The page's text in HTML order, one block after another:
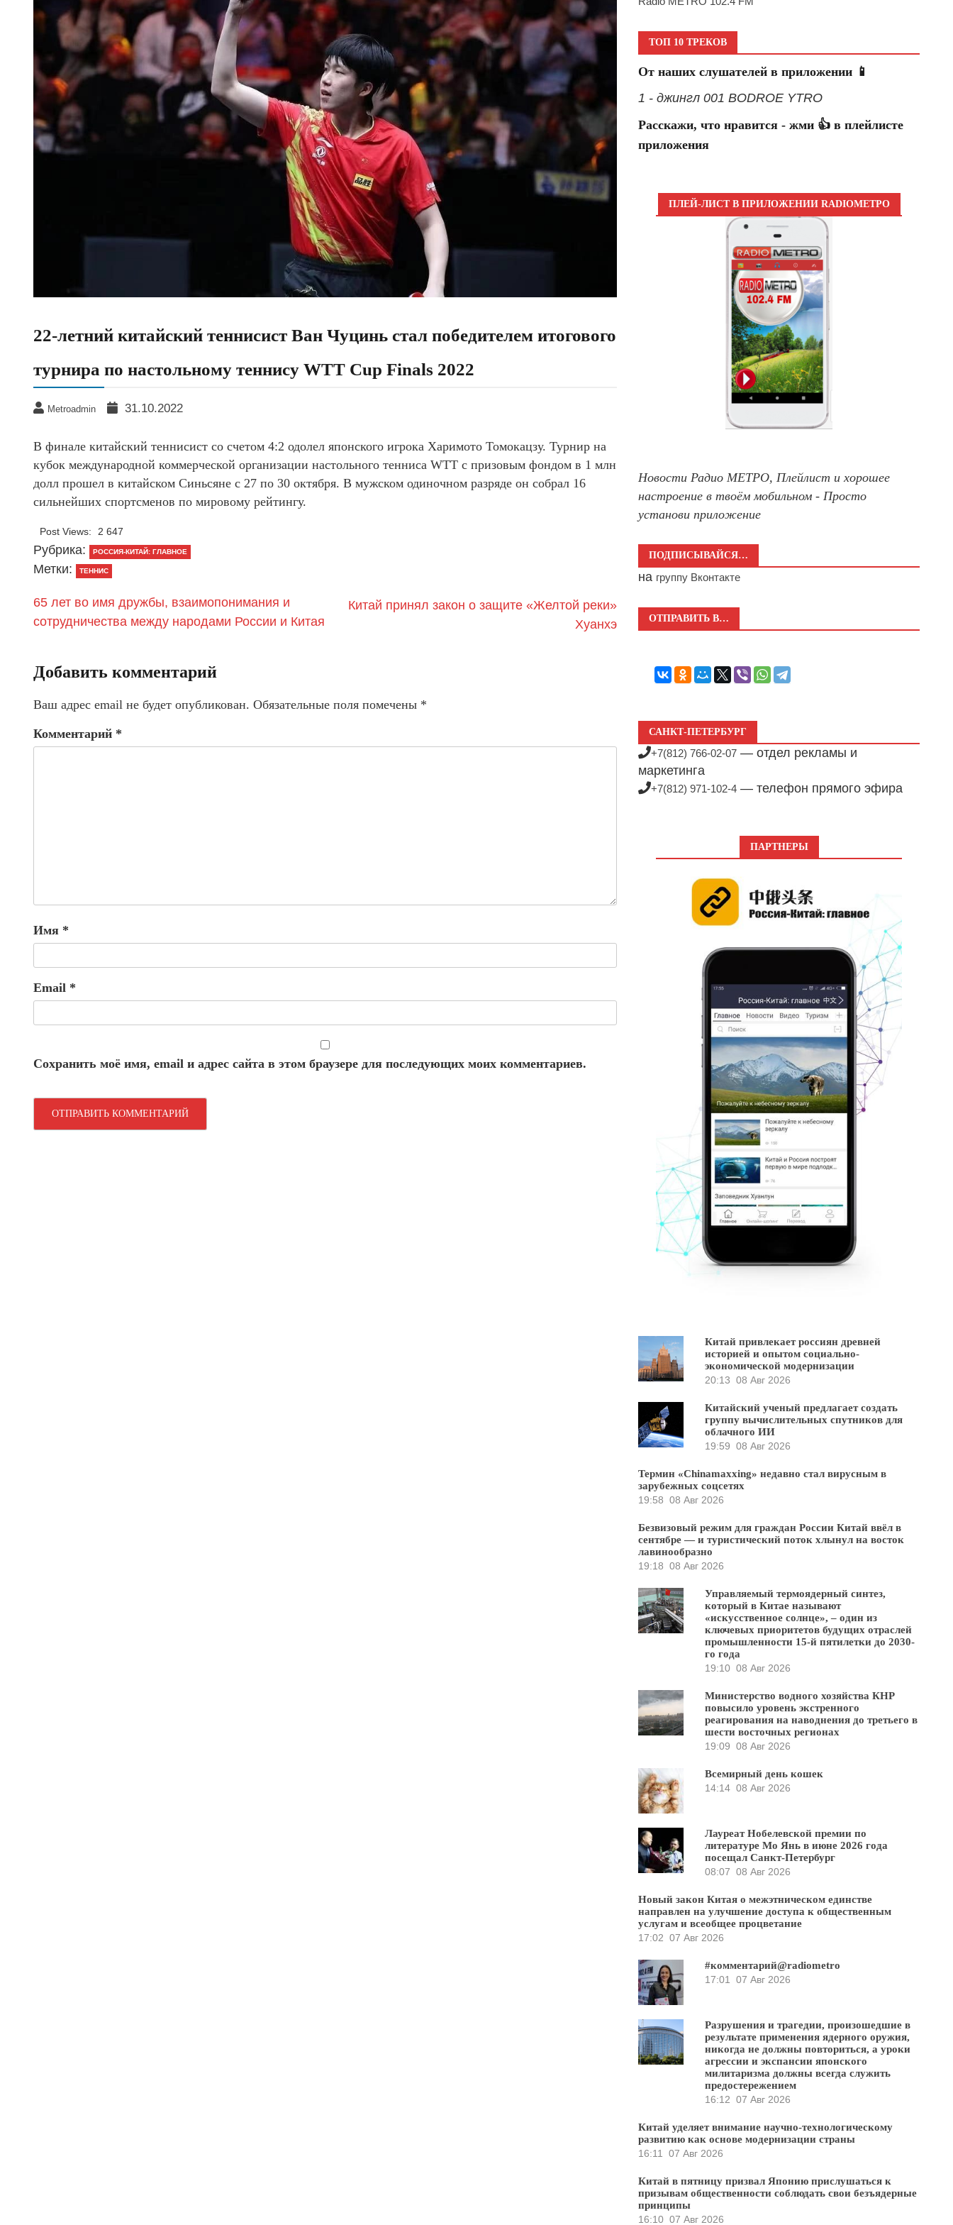
22-летний китайский теннисист Ван Чуцинь стал победителем итогового
турнира по настольному теннису WTT Cup Finals 2022
Metroadmin 31.10.2022
В финале китайский теннисист со счетом 4:2 одолел японского игрока Харимото Томокацзу. Турнир на
кубок международной коммерческой организации настольного тенниса WTT с призовым фондом в 1 млн
долл прошел в китайском Синьсяне с 27 по 30 октября. В мужском одиночном разряде он собрал 16
сильнейших спортсменов по мировому рейтингу.
Post Views: 2 647
Рубрика: РОССИЯ-КИТАЙ: ГЛАВНОЕ
Метки: ТЕННИС
65 лет во имя дружбы, взаимопонимания и
сотрудничества между народами России и Китая
Китай принял закон о защите «Желтой реки»
Хуанхэ
Добавить комментарий
Ваш адрес email не будет опубликован. Обязательные поля помечены *
Комментарий *
Имя *
Email *
Сохранить моё имя, email и адрес сайта в этом браузере для последующих моих комментариев.
ТОП 10 ТРЕКОВ
От наших слушателей в приложении 📱
1 - джингл 001 BODROE YTRO
Расскажи, что нравится - жми 👍 в плейлисте
приложения
ПЛЕЙ-ЛИСТ В ПРИЛОЖЕНИИ RADIOМЕТРО
Новости Радио МЕТРО, Плейлист и хорошее
настроение в твоём мобильном - Просто
установи приложение
ПОДПИСЫВАЙСЯ…
на группу Вконтакте
ОТПРАВИТЬ В…
САНКТ-ПЕТЕРБУРГ
+7(812) 766-02-07 — отдел рекламы и
маркетинга
+7(812) 971-102-4 — телефон прямого эфира
ПАРТНЕРЫ
Китай привлекает россиян древней
историей и опытом социально-
экономической модернизации
20:13 08 Авг 2026
Китайский ученый предлагает создать
группу вычислительных спутников для
облачного ИИ
19:59 08 Авг 2026
Термин «Chinamaxxing» недавно стал вирусным в
зарубежных соцсетях
19:58 08 Авг 2026
Безвизовый режим для граждан России Китай ввёл в
сентябре — и туристический поток хлынул на восток
лавинообразно
19:18 08 Авг 2026
Управляемый термоядерный синтез,
который в Китае называют
«искусственное солнце», – один из
ключевых приоритетов будущих отраслей
промышленности 15-й пятилетки до 2030-
го года
19:10 08 Авг 2026
Министерство водного хозяйства КНР
повысило уровень экстренного
реагирования на наводнения до третьего в
шести восточных регионах
19:09 08 Авг 2026
Всемирный день кошек
14:14 08 Авг 2026
Лауреат Нобелевской премии по
литературе Мо Янь в июне 2026 года
посещал Санкт-Петербург
08:07 08 Авг 2026
Новый закон Китая о межэтническом единстве
направлен на улучшение доступа к общественным
услугам и всеобщее процветание
17:02 07 Авг 2026
#комментарий@radiometro
17:01
07 Авг 2026
Разрушения и трагедии, произошедшие в
результате применения ядерного оружия,
никогда не должны повториться, а уроки
агрессии и экспансии японского
милитаризма должны всегда служить
предостережением
16:12 07 Авг 2026
Китай уделяет внимание научно-технологическому
развитию как основе модернизации страны
16:11
07 Авг 2026
Китай в пятницу призвал Японию прислушаться к
призывам общественности соблюдать свои безъядерные
принципы
16:10 07 Авг 2026